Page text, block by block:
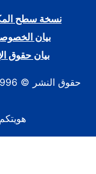
نسخة سطح
بيان
بيان حقوق